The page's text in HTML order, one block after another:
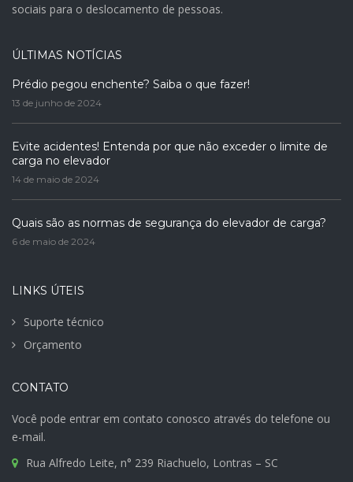
sociais para o deslocamento de pessoas.
ÚLTIMAS NOTÍCIAS
Prédio pegou enchente? Saiba o que fazer!
13 de junho de 2024
Evite acidentes! Entenda por que não exceder o limite de
carga no elevador
14 de maio de 2024
Quais são as normas de segurança do elevador de carga?
6 de maio de 2024
LINKS ÚTEIS
Suporte técnico
Orçamento
CONTATO
Você pode entrar em contato conosco através do telefone ou
e-mail.
Rua Alfredo Leite, n° 239 Riachuelo, Lontras – SC